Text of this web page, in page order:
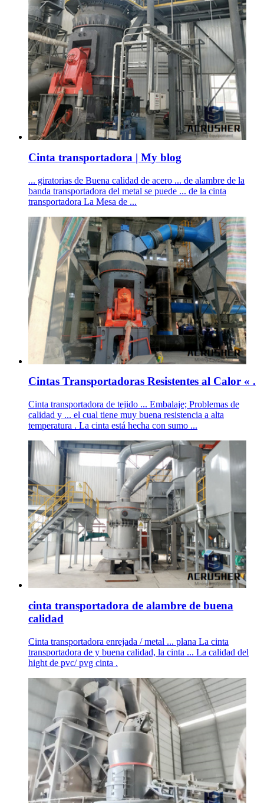
Cinta transportadora | My blog
... giratorias de Buena calidad de acero ... de alambre de la
banda transportadora del metal se puede ... de la cinta
transportadora La Mesa de ...
Cintas Transportadoras Resistentes al Calor « .
Cinta transportadora de tejido ... Embalaje; Problemas de
calidad y ... el cual tiene muy buena resistencia a alta
temperatura . La cinta está hecha con sumo ...
cinta transportadora de alambre de buena
calidad
Cinta transportadora enrejada / metal ... plana La cinta
transportadora de y buena calidad, la cinta ... La calidad del
hight de pvc/ pvg cinta .